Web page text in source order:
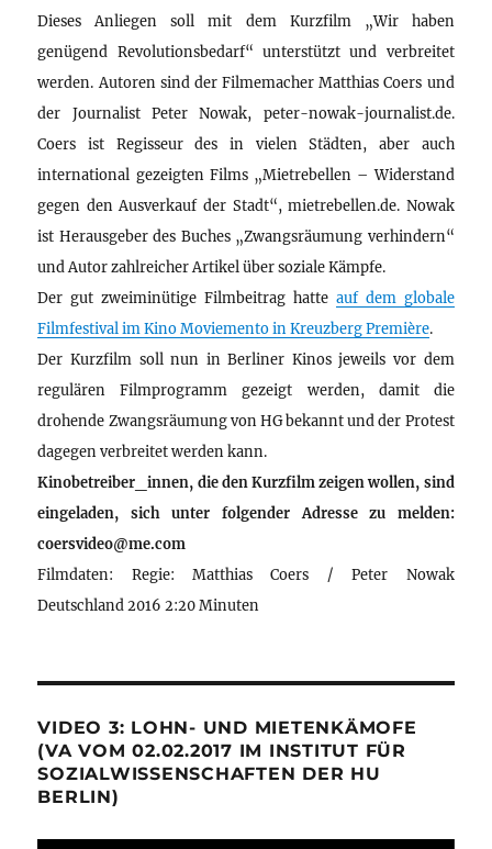
Dieses Anliegen soll mit dem Kurzfilm „Wir haben
genügend Revolutionsbedarf“ unterstützt und verbreitet
werden. Autoren sind der Filmemacher Matthias Coers und
der Journalist Peter Nowak, peter-nowak-journalist.de.
Coers ist Regisseur des in vielen Städten, aber auch
international gezeigten Films „Mietrebellen – Widerstand
gegen den Ausverkauf der Stadt“, mietrebellen.de. Nowak
ist Herausgeber des Buches „Zwangsräumung verhindern“
und Autor zahlreicher Artikel über soziale Kämpfe.
Der gut zweiminütige Filmbeitrag hatte auf dem globale
Filmfestival im Kino Moviemento in Kreuzberg Première.
Der Kurzfilm soll nun in Berliner Kinos jeweils vor dem
regulären Filmprogramm gezeigt werden, damit die
drohende Zwangsräumung von HG bekannt und der Protest
dagegen verbreitet werden kann.
Kinobetreiber_innen, die den Kurzfilm zeigen wollen, sind
eingeladen, sich unter folgender Adresse zu melden:
coersvideo@me.com
Filmdaten: Regie: Matthias Coers / Peter Nowak
Deutschland 2016 2:20 Minuten
VIDEO 3: LOHN- UND MIETENKÄMOFE
(VA VOM 02.02.2017 IM INSTITUT FÜR
SOZIALWISSENSCHAFTEN DER HU
BERLIN)